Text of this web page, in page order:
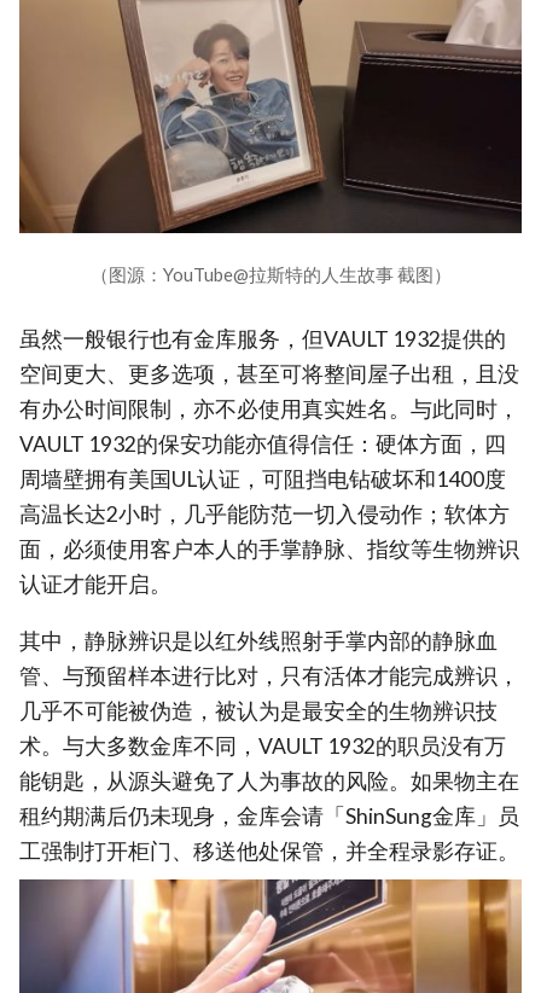
（图源：YouTube@拉斯特的人生故事 截图）
虽然一般银行也有金库服务，但VAULT 1932提供的
空间更大、更多选项，甚至可将整间屋子出租，且没
有办公时间限制，亦不必使用真实姓名。与此同时，
VAULT 1932的保安功能亦值得信任：硬体方面，四
周墙壁拥有美国UL认证，可阻挡电钻破坏和1400度
高温长达2小时，几乎能防范一切入侵动作；软体方
面，必须使用客户本人的手掌静脉、指纹等生物辨识
认证才能开启。
其中，静脉辨识是以红外线照射手掌内部的静脉血
管、与预留样本进行比对，只有活体才能完成辨识，
几乎不可能被伪造，被认为是最安全的生物辨识技
术。与大多数金库不同，VAULT 1932的职员没有万
能钥匙，从源头避免了人为事故的风险。如果物主在
租约期满后仍未现身，金库会请「ShinSung金库」员
工强制打开柜门、移送他处保管，并全程录影存证。